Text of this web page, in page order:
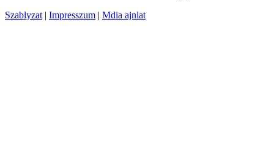
Szablyzat | Impresszum | Mdia ajnlat